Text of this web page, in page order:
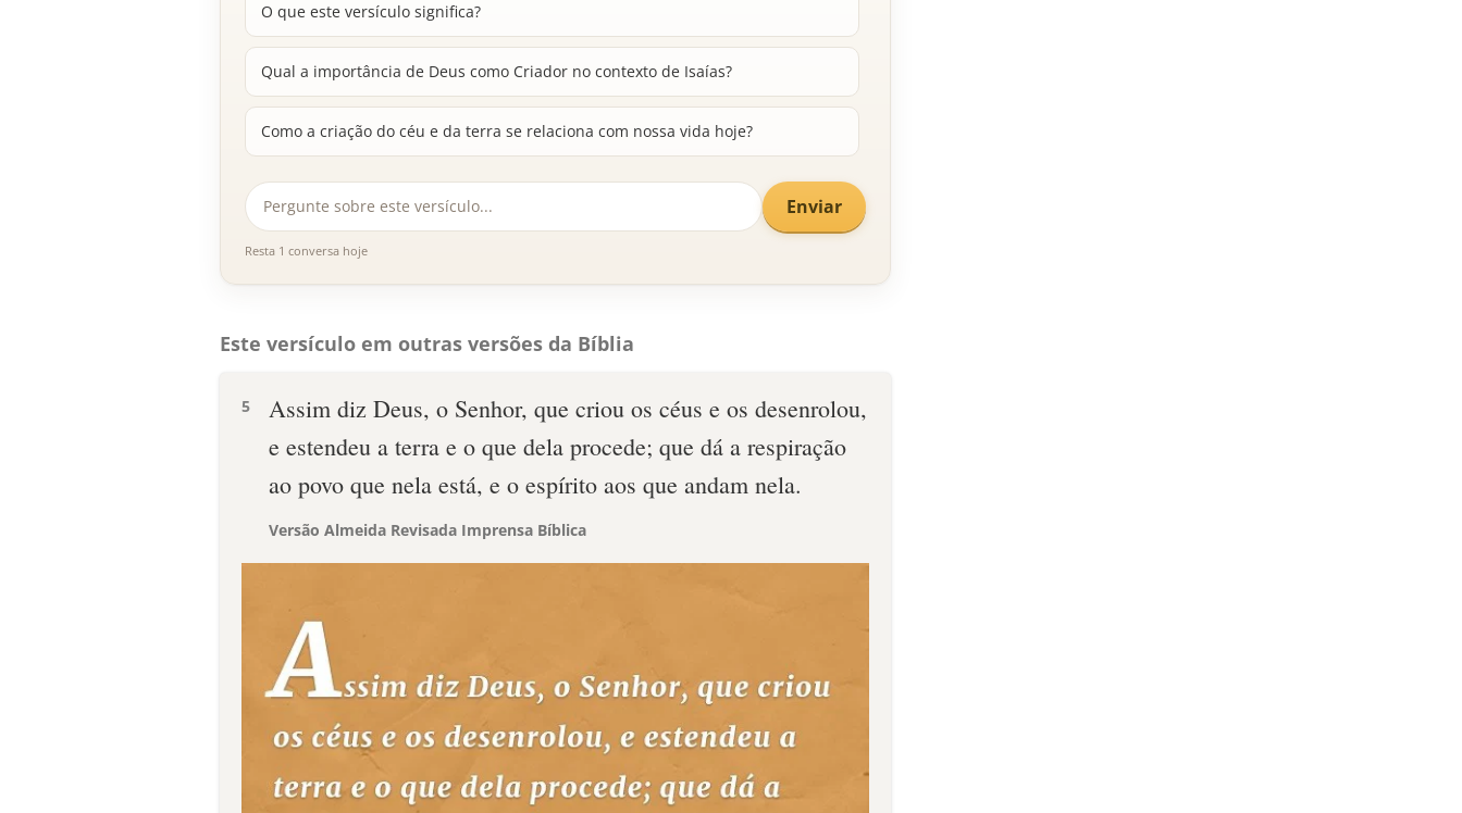
O que este versículo significa?
Qual a importância de Deus como Criador no contexto de Isaías?
Como a criação do céu e da terra se relaciona com nossa vida hoje?
Enviar
Resta 1 conversa hoje
Este versículo em outras versões da Bíblia
5
Assim diz Deus, o Senhor, que criou os céus e os desenrolou,
e estendeu a terra e o que dela procede; que dá a respiração
ao povo que nela está, e o espírito aos que andam nela.
Versão Almeida Revisada Imprensa Bíblica